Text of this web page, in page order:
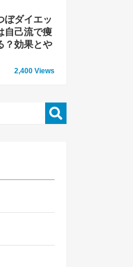
ぼダイエッ
自己流で痩
？効果とや
2,400 Views